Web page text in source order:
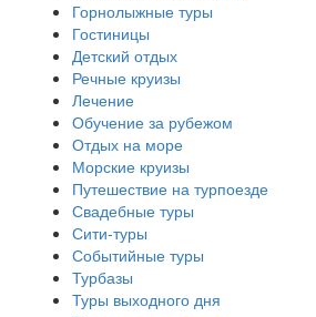
Горнолыжные туры
Гостиницы
Детский отдых
Речные круизы
Лечение
Обучение за рубежом
Отдых на море
Морские круизы
Путешествие на турпоезде
Свадебные туры
Сити-туры
Событийные туры
Турбазы
Туры выходного дня